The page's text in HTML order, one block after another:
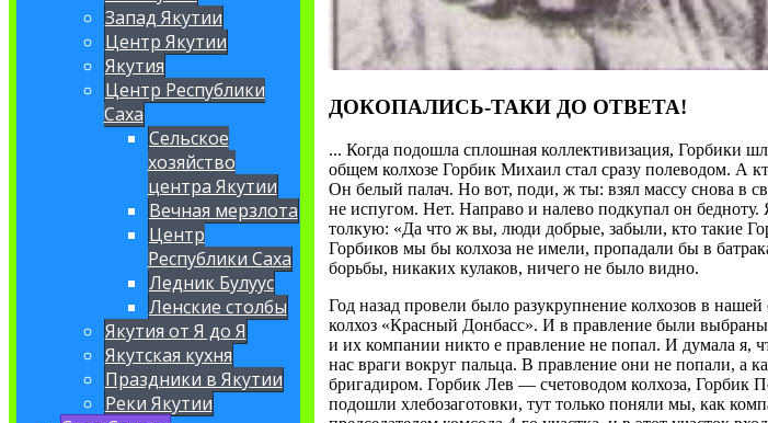
Запад Якутии
Центр Якутии
Якутия
Центр Республики
Саха
Сельское
хозяйство
центра Якутии
Вечная мерзлота
Центр
Республики Саха
Ледник Булуус
Ленские столбы
Якутия от Я до Я
Якутская кухня
Праздники в Якутии
Реки Якутии
ДОКОПАЛИСЬ-ТАКИ ДО ОТВЕТА!
... Когда подошла сплошная коллективизация, Горбики
общем колхозе Горбик Михаил стал сразу полеводом. А
Он белый палач. Но вот, поди, ж ты: взял массу снова в
не испугом. Нет. Направо и налево подкупал он
толкую: «Да что ж вы, люди добрые, забыли, кто такие
Горбиков мы бы колхоза не имели, пропадали бы в
борьбы, никаких кулаков, ничего не было видно.
Год назад провели было разукрупнение колхозов в
колхоз «Красный Донбасс». И в правление были
и их компании никто е правление не попал. И думала я,
нас враги вокруг пальца. В правление они не попали, а
бригадиром. Горбик Лев — счетоводом колхоза,
подошли хлебозаготовки, тут только поняли мы, как